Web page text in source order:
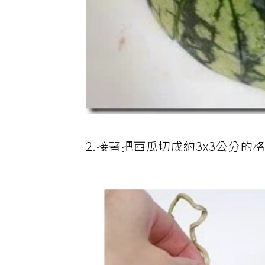
2.接著把西瓜切成約3x3公分的